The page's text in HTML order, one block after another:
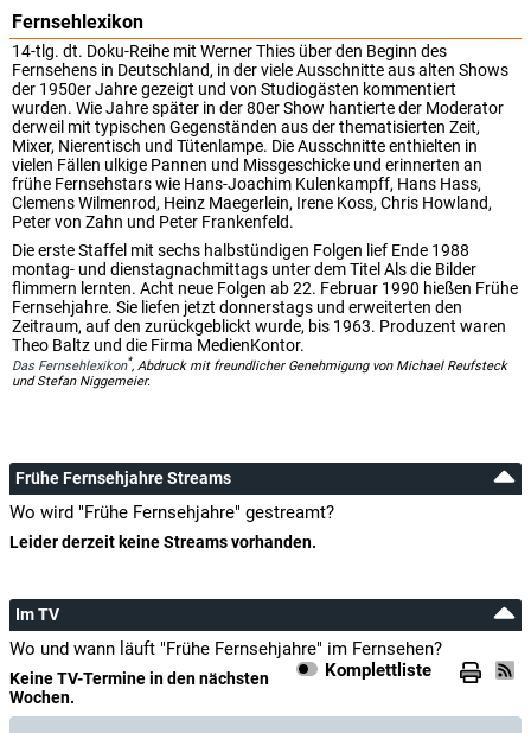
Fernsehlexikon
14-tlg. dt. Doku-Reihe mit Werner Thies über den Beginn des
Fernsehens in Deutschland, in der viele Ausschnitte aus alten Shows
der 1950er Jahre gezeigt und von Studiogästen kommentiert
wurden. Wie Jahre später in der 80er Show hantierte der Moderator
derweil mit typischen Gegenständen aus der thematisierten Zeit,
Mixer, Nierentisch und Tütenlampe. Die Ausschnitte enthielten in
vielen Fällen ulkige Pannen und Missgeschicke und erinnerten an
frühe Fernsehstars wie Hans-Joachim Kulenkampff, Hans Hass,
Clemens Wilmenrod, Heinz Maegerlein, Irene Koss, Chris Howland,
Peter von Zahn und Peter Frankenfeld.
Die erste Staffel mit sechs halbstündigen Folgen lief Ende 1988
montag- und dienstagnachmittags unter dem Titel Als die Bilder
flimmern lernten. Acht neue Folgen ab 22. Februar 1990 hießen Frühe
Fernsehjahre. Sie liefen jetzt donnerstags und erweiterten den
Zeitraum, auf den zurückgeblickt wurde, bis 1963. Produzent waren
Theo Baltz und die Firma MedienKontor.
Das Fernsehlexikon*, Abdruck mit freundlicher Genehmigung von Michael Reufsteck
und Stefan Niggemeier.
Frühe Fernsehjahre Streams
Wo wird "Frühe Fernsehjahre" gestreamt?
Leider derzeit keine Streams vorhanden.
Im TV
Wo und wann läuft "Frühe Fernsehjahre" im Fernsehen?
Komplettliste
Keine TV-Termine in den nächsten
Wochen.